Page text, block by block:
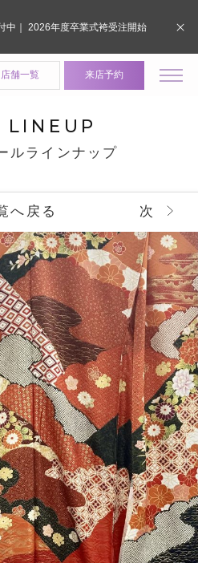
店舗一覧 来店予約
LINEUP
ルラインナップ
へ戻る 次
中｜ 2026年度卒業式袴受注開始